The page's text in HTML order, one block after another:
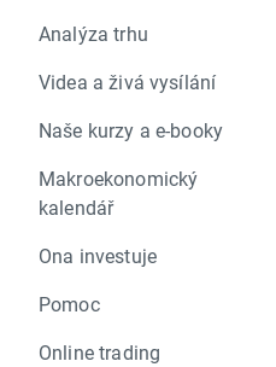
Analýza trhu
Videa a živá vysílání
Naše kurzy a e-booky
Makroekonomický
kalendář
Ona investuje
Pomoc
Online trading